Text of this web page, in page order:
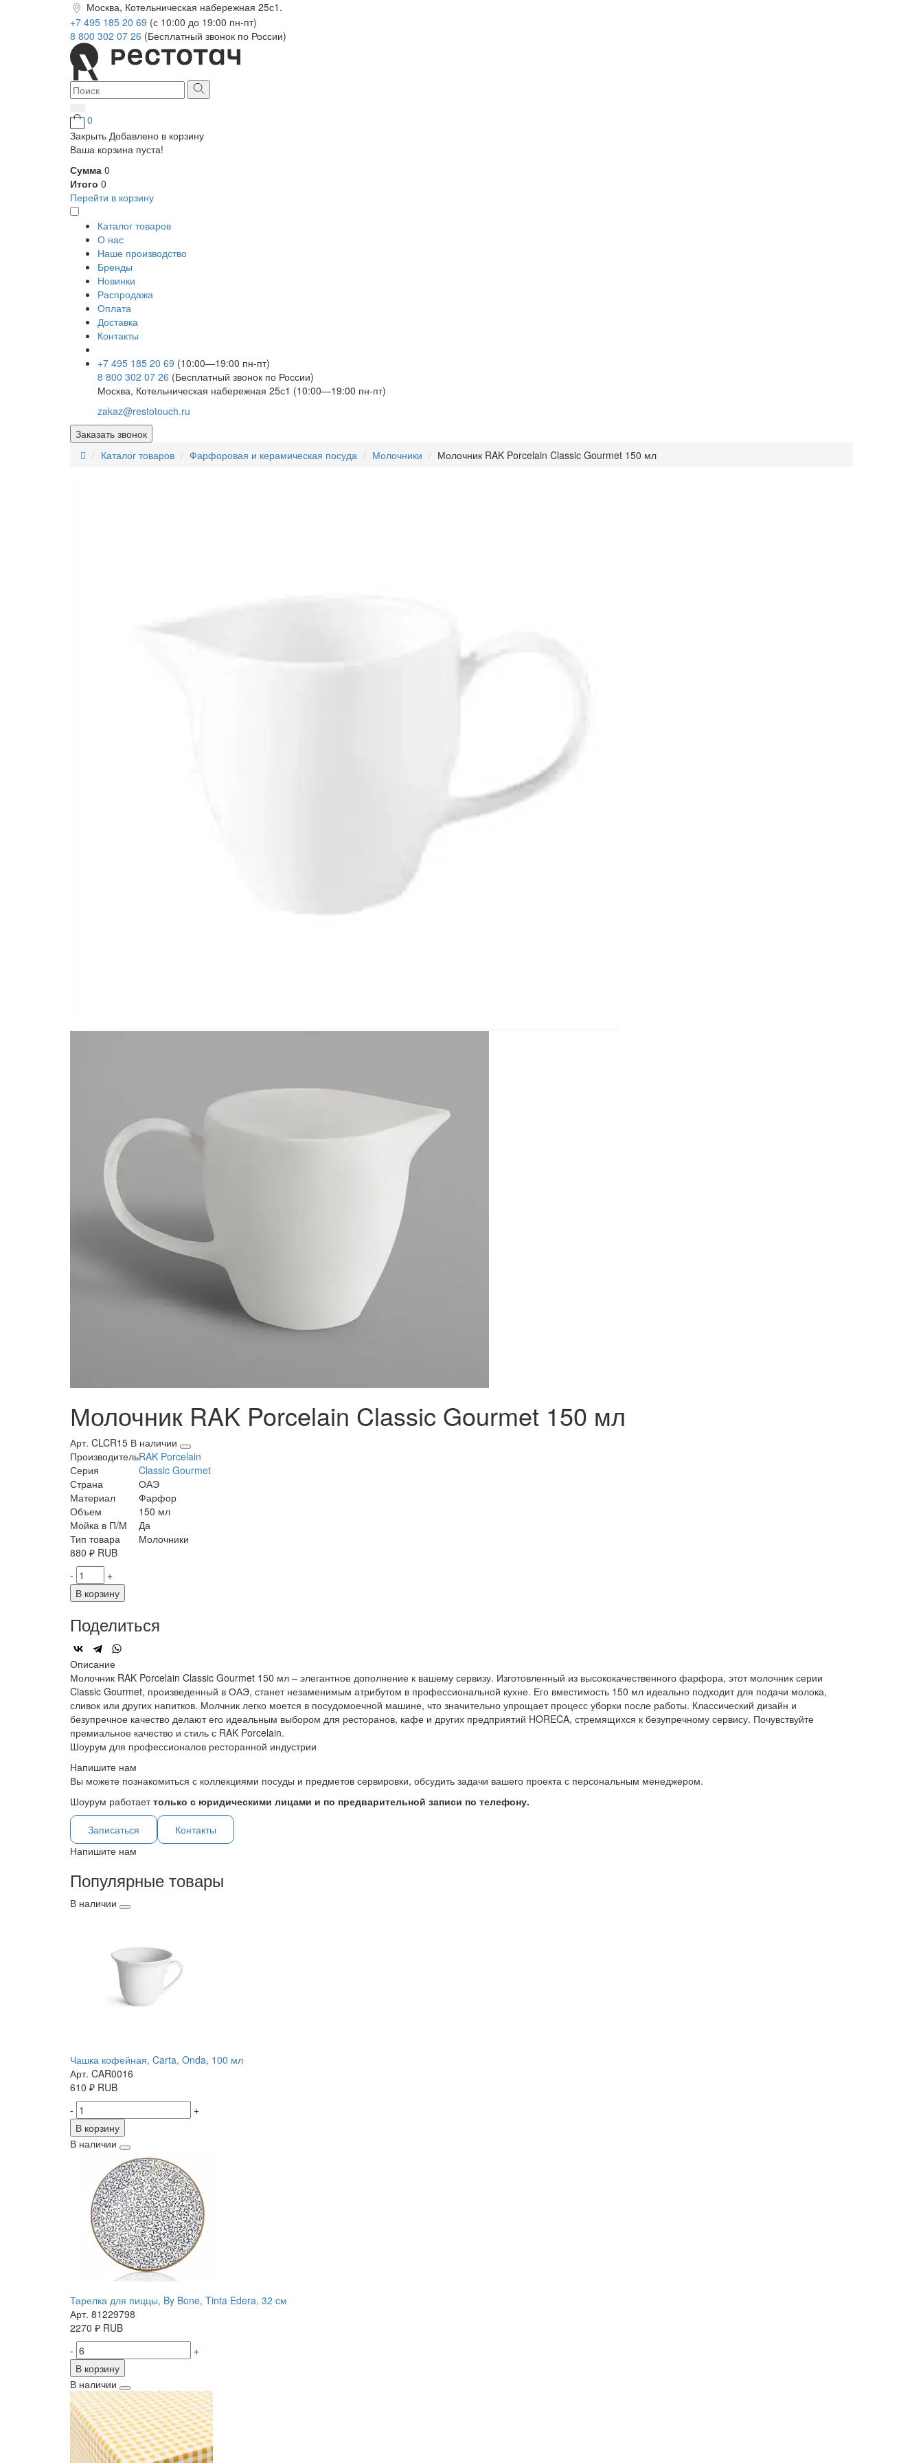
Москва, Котельническая набережная 25с1.
+7 495 185 20 69 (с 10:00 до 19:00 пн-пт)
8 800 302 07 26 (Бесплатный звонок по России)
0
Закрыть Добавлено в корзину
Ваша корзина пуста!
Сумма 0
Итого 0
Перейти в корзину
Каталог товаров
О нас
Наше производство
Бренды
Новинки
Распродажа
Оплата
Доставка
Контакты
+7 495 185 20 69 (10:00—19:00 пн-пт)
8 800 302 07 26 (Бесплатный звонок по России)
Москва, Котельническая набережная 25с1 (10:00—19:00 пн-пт)
zakaz@restotouch.ru
Заказать звонок
Каталог товаров
Фарфоровая и керамическая посуда Молочники Молочник RAK Porcelain Classic Gourmet 150 мл
Молочник RAK Porcelain Classic Gourmet 150 мл
Арт. CLCR15 В наличии
ПроизводительRAK Porcelain
Серия
Classic Gourmet
Страна
ОАЭ
Материал
Фарфор
Объем
150 мл
Мойка в П/М
Да
Тип товара
Молочники
880 ₽ RUB
-
+
В корзину
Поделиться
Описание
Молочник RAK Porcelain Classic Gourmet 150 мл – элегантное дополнение к вашему сервизу. Изготовленный из высококачественного фарфора, этот молочник серии
Classic Gourmet, произведенный в ОАЭ, станет незаменимым атрибутом в профессиональной кухне. Его вместимость 150 мл идеально подходит для подачи молока,
сливок или других напитков. Молчник легко моется в посудомоечной машине, что значительно упрощает процесс уборки после работы. Классический дизайн и
безупречное качество делают его идеальным выбором для ресторанов, кафе и других предприятий HORECA, стремящихся к безупречному сервису. Почувствуйте
премиальное качество и стиль с RAK Porcelain.
Шоурум для профессионалов ресторанной индустрии
Напишите нам
Вы можете познакомиться с коллекциями посуды и предметов сервировки, обсудить задачи вашего проекта с персональным менеджером.
Шоурум работаеттолько с юридическими лицами и по предварительной записи по телефону.
Записаться
Контакты
Напишите нам
Популярные товары
В наличии
Чашка кофейная, Carta, Onda, 100 мл
Арт. CAR0016
610 ₽ RUB
-
+
В корзину
В наличии
Тарелка для пиццы, By Bone, Tinta Edera, 32 cм
Арт. 81229798
2270 ₽ RUB
-
+
В корзину
В наличии